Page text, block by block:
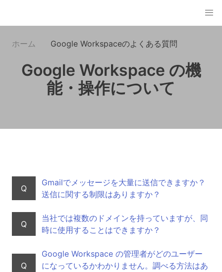
ホーム Google Workspaceのよくある質問
Google Workspace の機
能・操作について
Q
Gmailでメッセージを大量に送信できますか？
送信に関する制限はありますか？
Q
当社では複数のドメインを持っていますが、同
時に使用することはできますか？
Q
Google Workspace の管理者がどのユーザー
になっているかわかりません。調べる方法はあ